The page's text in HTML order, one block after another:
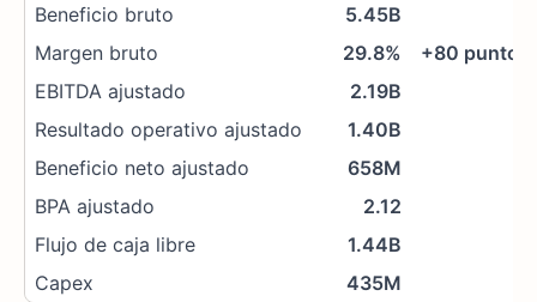
Beneficio bruto
5.45B
Margen bruto
29.8%
+80 puntos
EBITDA ajustado
2.19B
Resultado operativo ajustado
1.40B
Beneficio neto ajustado
658M
BPA ajustado
2.12
Flujo de caja libre
1.44B
Capex
435M